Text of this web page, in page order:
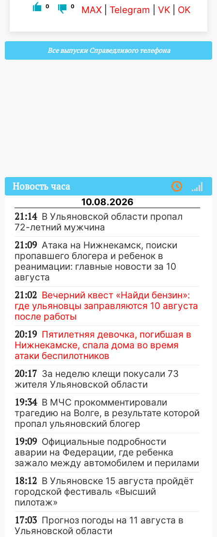
0 0 MAX Telegram VK OK
Все выпуски Справедливого телефона
Новость часа
10.08.2026
21:14 В Ульяновской области пропал
72-летний мужчина
21:09 Атака на Нижнекамск, поиски
пропавшего блогера и ребенок в
реанимации: главные новости за 10
августа
21:02 Вечерний квест «Найди бензин»:
где ульяновцы заправляются 10 августа
после работы
20:19 Пятилетняя девочка, погибшая в
Нижнекамске, спала дома во время
атаки беспилотников
20:17 За неделю клещи покусали 73
жителя Ульяновской области
19:34 В МЧС прокомментировали
трагедию на Волге, в результате которой
пропал ульяновский блогер
19:09 Официальные подробности
аварии на Федерации, где ребенка
зажало между автомобилем и перилами
18:12 В Ульяновске 15 августа пройдёт
городской фестиваль «Высший
пилотаж»
17:03 Прогноз погоды на 11 августа в
Ульяновской области